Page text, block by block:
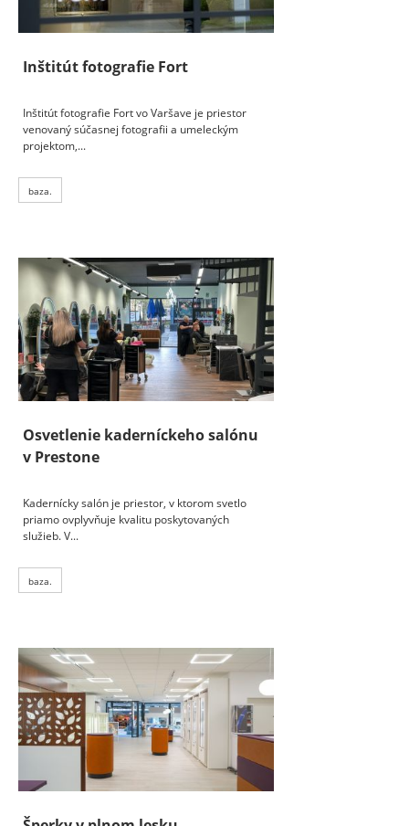
Inštitút fotografie Fort
Inštitút fotografie Fort vo Varšave je priestor
venovaný súčasnej fotografii a umeleckým
projektom,...
baza.
Osvetlenie kaderníckeho salónu
v Prestone
Kadernícky salón je priestor, v ktorom svetlo
priamo ovplyvňuje kvalitu poskytovaných
služieb. V...
baza.